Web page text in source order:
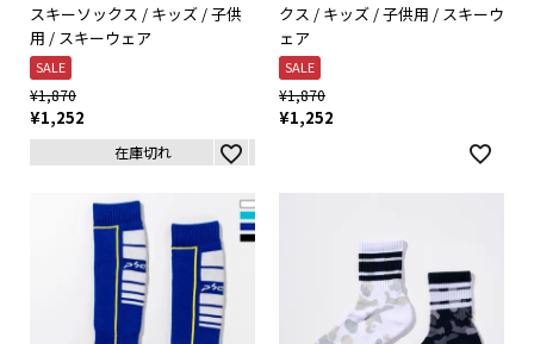
スキーソックス / キッズ / 子供
用 / スキーウェア
SALE
¥1,870
¥1,252
在庫切れ
クス / キッズ / 子供用 / スキーウ
ェア
SALE
¥1,870
¥1,252